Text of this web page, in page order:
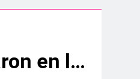
#LALÍNEA Más de 2.000 personas participaron en la sexta edición del “Güinter is Cómic”